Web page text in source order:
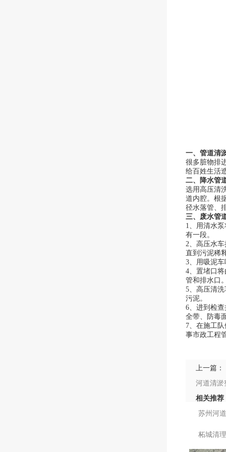
一、管道清
很多脏物排
给百姓生活
二、降水管
选用高压清
道内腔。根
径水落管、
三、废水管
1、用清水
有一段。
2、高压水
直到污泥稀
3、用吸泥
4、置堵口
管和排水口
5、高压清
污泥。
6、进到检
全带、防毒
7、在施工
事市政工程
上一篇：
河道清淤
相关推荐
苏州河
柘城清